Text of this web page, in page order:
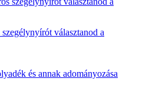
választanod a